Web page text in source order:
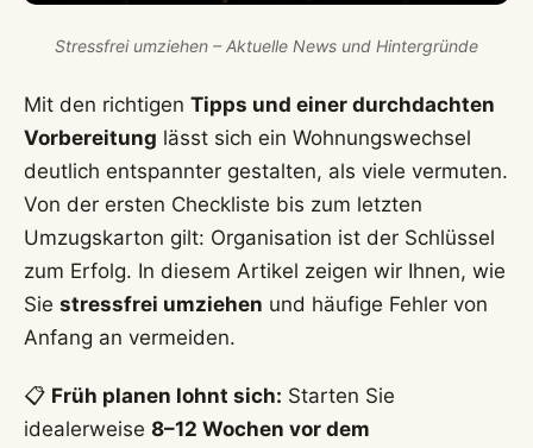
Stressfrei umziehen – Aktuelle News und Hintergründe
Mit den richtigen Tipps und einer durchdachten
Vorbereitung lässt sich ein Wohnungswechsel
deutlich entspannter gestalten, als viele vermuten.
Von der ersten Checkliste bis zum letzten
Umzugskarton gilt: Organisation ist der Schlüssel
zum Erfolg. In diesem Artikel zeigen wir Ihnen, wie
Sie stressfrei umziehen und häufige Fehler von
Anfang an vermeiden.
📋 Früh planen lohnt sich: Starten Sie
idealerweise 8–12 Wochen vor dem